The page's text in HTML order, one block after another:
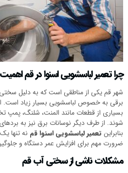
چرا تعمیر لباسشویی اسنوا در قم
شهر قم یکی از مناطقی است که به دلیل
برقی به خصوص لباسشویی بسیار زیاد
بسیاری از قطعات مانند المنت، شلنگ، پمپ
شوند. از طرف دیگر نوسانات برق نیز به
بنابراین تعمیر لباسشویی اسنوا قم نه تنها
ضرورت مهم برای افزایش عمر دستگاه و
مشکلات ناشی از سختی آب قم